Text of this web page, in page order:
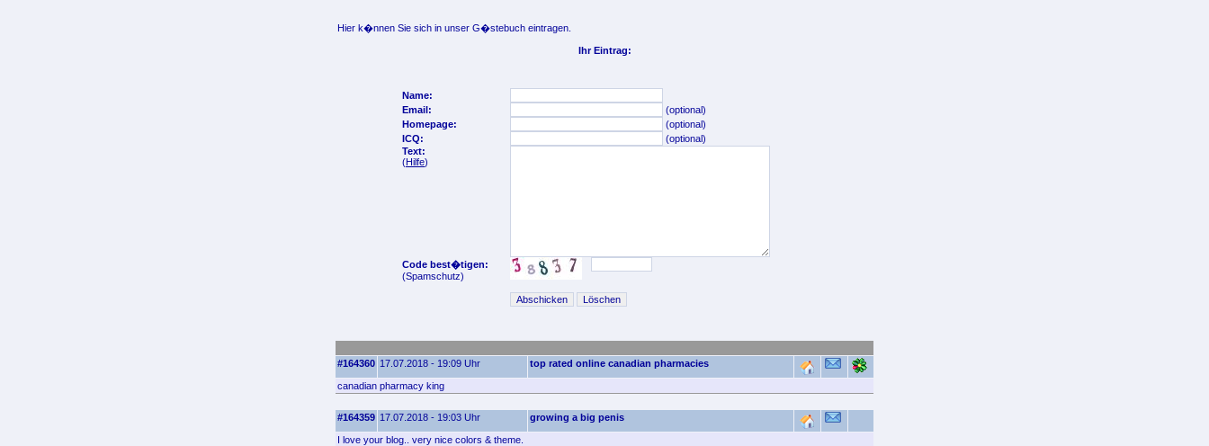
Hier k�nnen Sie sich in unser G�stebuch eintragen.
Ihr Eintrag:
Name:
Email:
(optional)
Homepage:
(optional)
ICQ:
(optional)
Text:
(Hilfe)
Code best�tigen:
(Spamschutz)
#164360 17.07.2018 - 19:09 Uhr top rated online canadian pharmacies
canadian pharmacy king
#164359 17.07.2018 - 19:03 Uhr growing a big penis
I love your blog.. very nice colors & theme.